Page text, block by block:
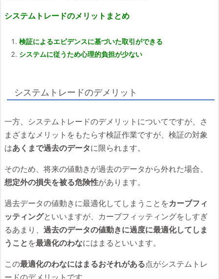
システムトレードのメリットまとめ
検証によるエビデンスに基づいた取引ができる
システムに従うため心理的負担が少ない
システムトレードのデメリット
一方、システムトレードのデメリットについてですが、さ
まざまなメリットをもたらす検証作業ですが、検証の対象
はあくまで過去のデータに限られます。
そのため、将来の値動きが過去のデータから外れた場合、
想定外の損失を被る危険性があります。
過去データの値動きに最適化してしまうことをカーブフィ
ッティングといいますが、カーブフィッティングをしすぎ
るあまり、 過去のデータの値動きに過度に最適化してしま
うこと を最適化のわなにはまるといいます。
この最適化のわなにはまるおそれがある点がシステムトレ
ードのデメリットです。